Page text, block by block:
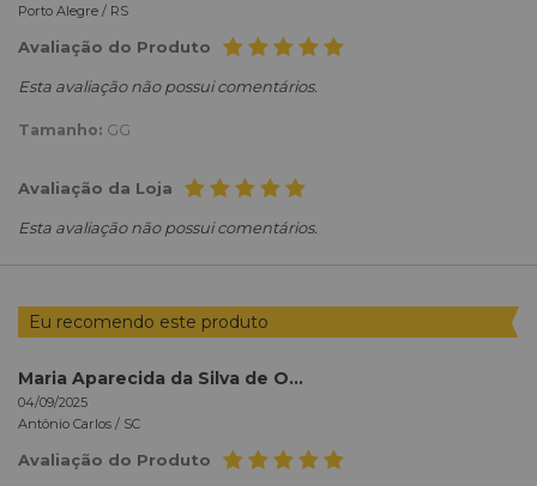
Porto Alegre / RS
Avaliação do Produto
Esta avaliação não possui comentários.
Tamanho: GG
Avaliação da Loja
Esta avaliação não possui comentários.
Eu recomendo este produto
Maria Aparecida da Silva de Oliveira Oliveira
04/09/2025
Antônio Carlos / SC
Avaliação do Produto